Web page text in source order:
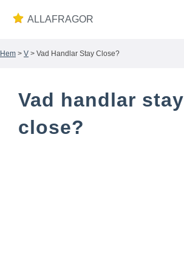
ALLAFRAGOR
Wiki
Hem > V > Vad Handlar Stay Close?
Vad handlar stay
close?